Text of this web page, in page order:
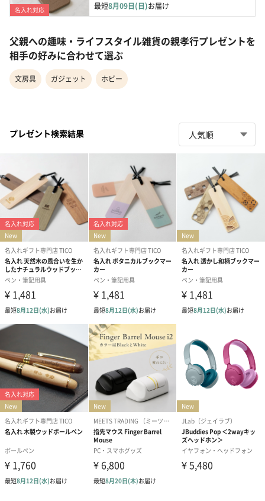
名入れ対応 最短8月09日(日)お届け
父親への趣味・ライフスタイル雑貨の親孝行プレゼントを
相手の好みに合わせて選ぶ
文房具 ガジェット ホビー
プレゼント検索結果